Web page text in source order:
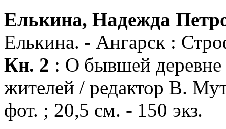
Елькина, Надежда
Елькина. - Ангарск :
Кн. 2 : О бывшей деревне
жителей / редактор В.
фот. ; 20,5 см. - 150 экз.